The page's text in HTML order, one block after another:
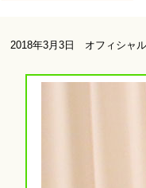
2018年3月3日 オフィシャ